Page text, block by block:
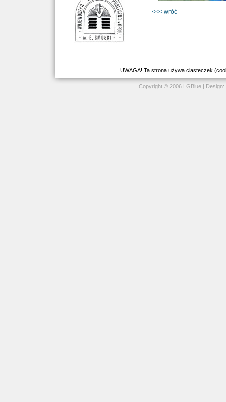
<<< wróć
UWAGA! Ta strona używa ciasteczek
Copyright © 2006 LGBlue | Design: